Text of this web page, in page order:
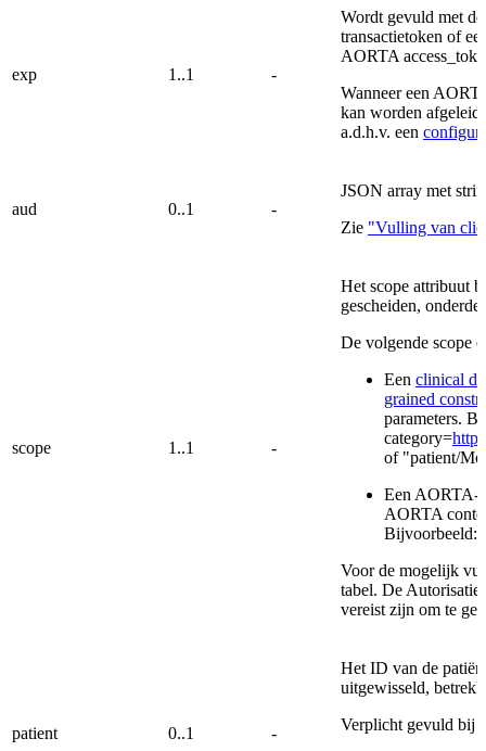
exp 1..1 -
Wordt gevuld met
transactietoken of
AORTA
Wanneer een
kan worden afgeleid
a.d.h.v. een
aud 0..1 -
JSON array met
Zie "Vulling van
scope 1..1 -
Het scope attribuut
gescheiden,
De volgende scope
Een clinical
grained
parameters.
category=
of "patient/
Een AORTA-
AORTA
Bijvoorbeeld:
Voor de mogelijk
tabel. De Autorisatie
vereist zijn om te
patient 0..1 -
Het ID van de
uitgewisseld,
Verplicht gevuld bij